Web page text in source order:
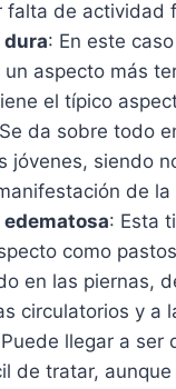
falta de actividad
: En este
un aspecto más
el típico
da sobre todo
jóvenes, siendo
de la
: Esta
como
en las piernas,
circulatorios y a
llegar a ser
de tratar,